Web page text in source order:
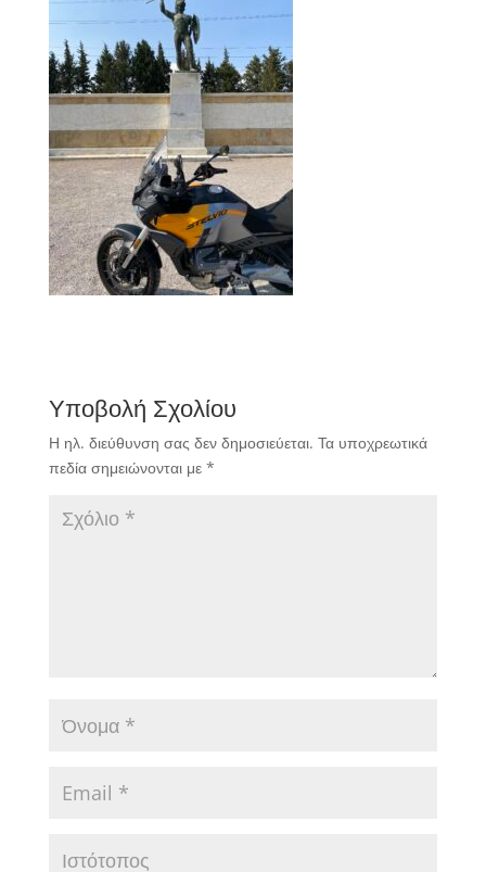
Υποβολή Σχολίου
Η ηλ. διεύθυνση σας δεν δημοσιεύεται. Τα υποχρεωτικά
πεδία σημειώνονται με *